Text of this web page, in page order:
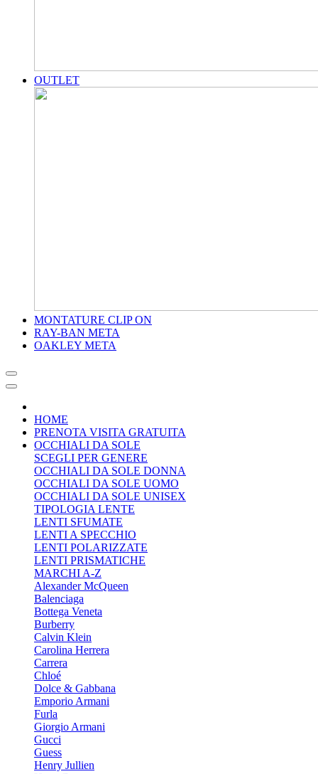
OUTLET
MONTATURE CLIP ON
RAY-BAN META
OAKLEY META
HOME
PRENOTA VISITA GRATUITA
OCCHIALI DA SOLE
SCEGLI PER GENERE
OCCHIALI DA SOLE DONNA
OCCHIALI DA SOLE UOMO
OCCHIALI DA SOLE UNISEX
TIPOLOGIA LENTE
LENTI SFUMATE
LENTI A SPECCHIO
LENTI POLARIZZATE
LENTI PRISMATICHE
MARCHI A-Z
Alexander McQueen
Balenciaga
Bottega Veneta
Burberry
Calvin Klein
Carolina Herrera
Carrera
Chloé
Dolce & Gabbana
Emporio Armani
Furla
Giorgio Armani
Gucci
Guess
Henry Jullien